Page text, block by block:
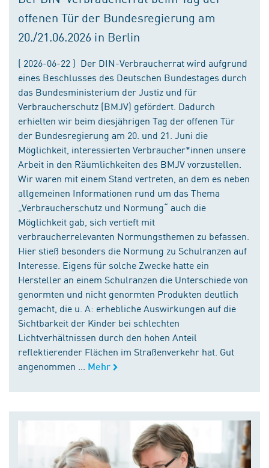
offenen Tür der Bundesregierung am
20./21.06.2026 in Berlin
( 2026-06-22 ) Der DIN-Verbraucherrat wird aufgrund
eines Beschlusses des Deutschen Bundestages durch
das Bundesministerium der Justiz und für
Verbraucherschutz (BMJV) gefördert. Dadurch
erhielten wir beim diesjährigen Tag der offenen Tür
der Bundesregierung am 20. und 21. Juni die
Möglichkeit, interessierten Verbraucher*innen unsere
Arbeit in den Räumlichkeiten des BMJV vorzustellen.
Wir waren mit einem Stand vertreten, an dem es neben
allgemeinen Informationen rund um das Thema
„Verbraucherschutz und Normung“ auch die
Möglichkeit gab, sich vertieft mit
verbraucherrelevanten Normungsthemen zu befassen.
Hier stieß besonders die Normung zu Schulranzen auf
Interesse. Eigens für solche Zwecke hatte ein
Hersteller an einem Schulranzen die Unterschiede von
genormten und nicht genormten Produkten deutlich
gemacht, die u. A: erhebliche Auswirkungen auf die
Sichtbarkeit der Kinder bei schlechten
Lichtverhältnissen durch den hohen Anteil
reflektierender Flächen im Straßenverkehr hat. Gut
angenommen ...
Mehr